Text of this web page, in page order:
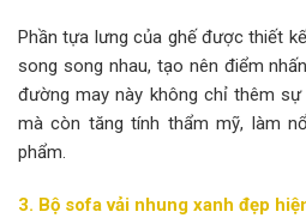
Phần tựa lưng của ghế được thiết
song song nhau, tạo nên điểm
đường may này không chỉ thêm
mà còn tăng tính thẩm mỹ, làm
phẩm.
3. Bộ sofa vải nhung xanh đẹp